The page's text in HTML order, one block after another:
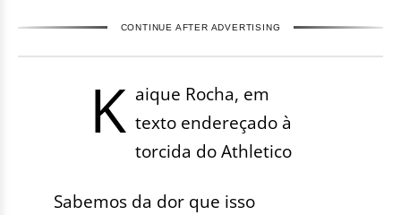
CONTINUE AFTER ADVERTISING
K aique Rocha, em
texto endereçado à
torcida do Athletico
Sabemos da dor que isso